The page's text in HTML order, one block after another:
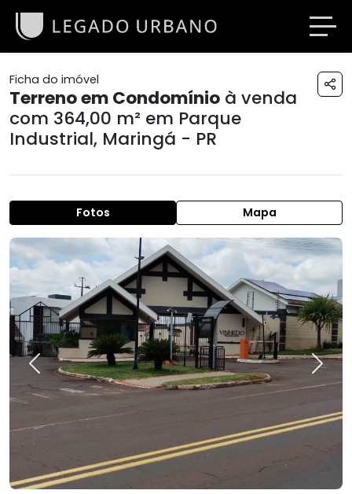
Ficha do imóvel
Terreno em Condomínio à venda
com 364,00 m² em Parque
Industrial, Maringá - PR
Fotos Mapa
Previous Next